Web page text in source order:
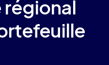
régional